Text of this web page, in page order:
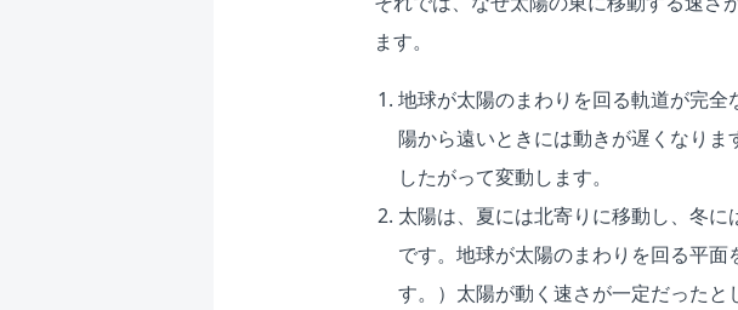
ます。
地球が太陽のまわりを回る軌道が完
陽から遠いときには動きが遅くなり
したがって変動します。
太陽は、夏には北寄りに移動し、冬
です。地球が太陽のまわりを回る平
す。）太陽が動く速さが一定だったと